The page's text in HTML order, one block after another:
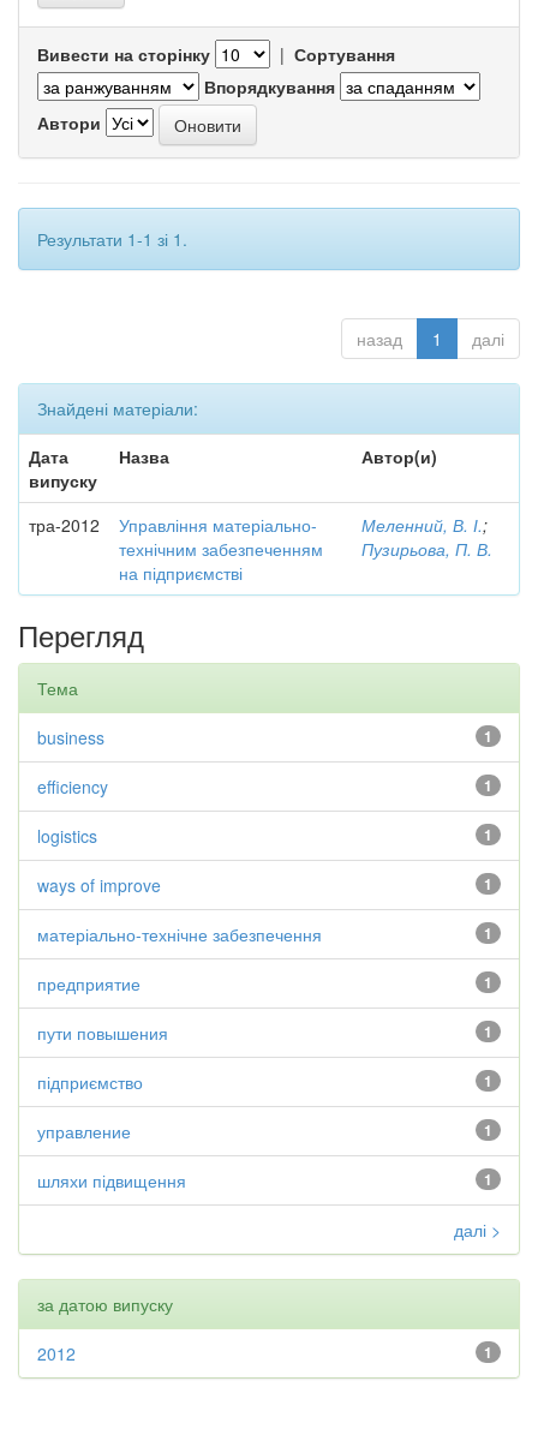
Вивести на сторінку | Сортування
Впорядкування
Автори
Результати 1-1 зі 1.
назад 1 далі
Знайдені матеріали:
Дата
випуску
Назва Автор(и)
тра-2012
Управління матеріально-
технічним забезпеченням
на підприємстві
Меленний, В. І.;
Пузирьова, П. В.
Перегляд
Тема
1
business
1
efficiency
1
logistics
1
ways of improve
1
матеріально-технічне забезпечення
1
предприятие
1
пути повышения
1
підприємство
1
управление
1
шляхи підвищення
далі >
за датою випуску
1
2012